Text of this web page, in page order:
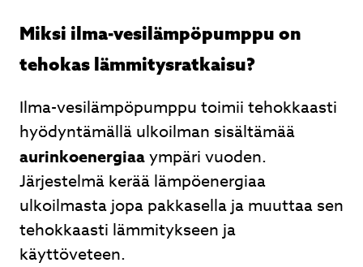
Miksi ilma-vesilämpöpumppu on
tehokas lämmitysratkaisu?
Ilma-vesilämpöpumppu toimii tehokkaasti
hyödyntämällä ulkoilman sisältämää
aurinkoenergiaaympäri vuoden.
Järjestelmä kerää lämpöenergiaa
ulkoilmasta jopa pakkasella ja muuttaa sen
tehokkaasti lämmitykseen ja
käyttöveteen.
Page
of